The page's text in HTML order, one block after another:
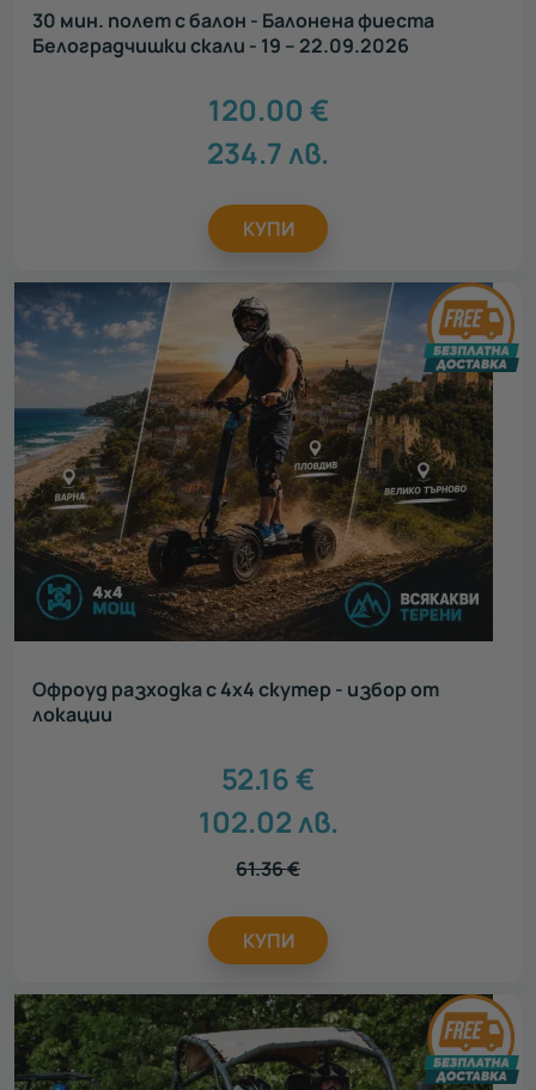
30 мин. полет с балон - Балонена фиеста
Белоградчишки скали - 19 – 22.09.2026
120.00 €
234.7лв.
КУПИ
Офроуд разходка с 4х4 скутер - избор от
локации
52.16€
102.02лв.
61.36€
КУПИ